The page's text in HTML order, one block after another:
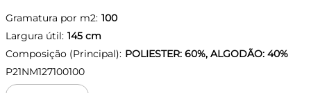
Gramatura por m2: 100
Largura útil: 145 cm
Composição (Principal): POLIESTER: 60%, ALGODÃO: 40%
P21NM127100100